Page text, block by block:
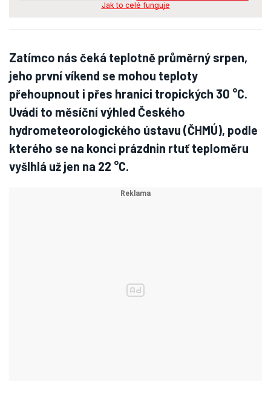
Jak to celé funguje
Zatímco nás čeká teplotně průměrný srpen,
jeho první víkend se mohou teploty
přehoupnout i přes hranici tropických 30 °C.
Uvádí to měsíční výhled Českého
hydrometeorologického ústavu (ČHMÚ), podle
kterého se na konci prázdnin rtuť teploměru
vyšlhlá už jen na 22 °C.